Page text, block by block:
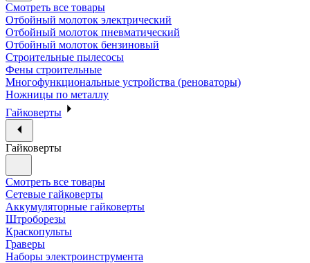
Смотреть все товары
Отбойный молоток электрический
Отбойный молоток пневматический
Отбойный молоток бензиновый
Строительные пылесосы
Фены строительные
Многофункциональные устройства (реноваторы)
Ножницы по металлу
Гайковерты
Гайковерты
Смотреть все товары
Сетевые гайковерты
Аккумуляторные гайковерты
Штроборезы
Краскопульты
Граверы
Наборы электроинструмента